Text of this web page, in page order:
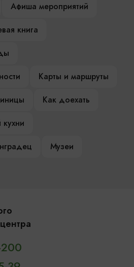
Афиша мероприятий
книга
Карты и маршруты
Как доехать
Музеи